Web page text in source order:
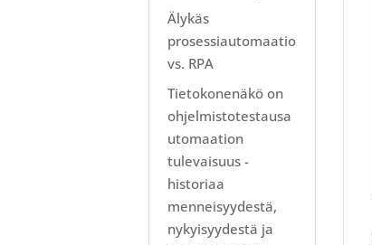
Älykäs
prosessiautomaatio
vs. RPA
Tietokonenäkö on
ohjelmistotestausa
utomaation
tulevaisuus -
historiaa
menneisyydestä,
nykyisyydestä ja